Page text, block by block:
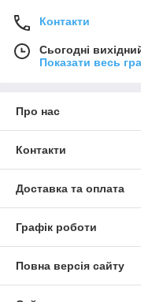
Контакти
Сьогодні
Показати весь
Про нас
Контакти
Доставка та оплата
Графік роботи
Повна версія сайту